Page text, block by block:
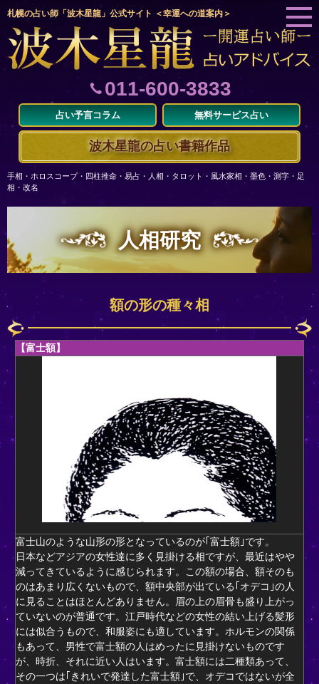
札幌の占い師「波木星龍」公式サイト ＜幸運への道案内＞
011-600-3833
占い予言コラム 無料サービス占い
波木星龍の占い書籍作品
手相・ホロスコープ・四柱推命・易占・人相・タロット・風水家相・墨色・測字・足
相・改名
人相研究
額の形の種々相
【富士額】
富士山のような山形の形となっているのが｢富士額｣です。
日本などアジアの女性達に多く見掛ける相ですが、最近はやや
減ってきているように感じられます。この額の場合、額そのも
のはあまり広くないもので、額中央部が出ている｢オデコ｣の人
に見ることはほとんどありません。眉の上の眉骨も盛り上がっ
ていないのが普通です。江戸時代などの女性の結い上げる髪形
には似合うもので、和服姿にも適しています。ホルモンの関係
もあって、男性で富士額の人はめったに見掛けないものです
が、時折、それに近い人はいます。富士額には二種類あって、
その一つは｢きれいで発達した富士額｣で、オデコではないが全